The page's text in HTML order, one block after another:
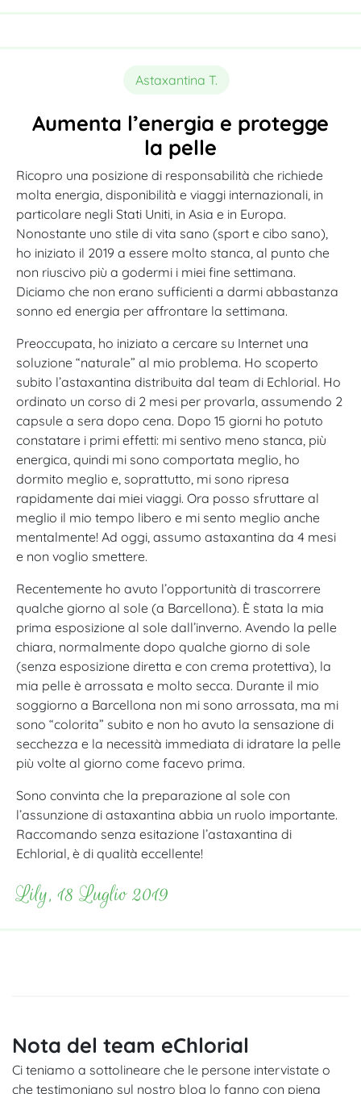
Astaxantina T.
Aumenta l’energia e protegge
la pelle
Ricopro una posizione di responsabilità che richiede
molta energia, disponibilità e viaggi internazionali, in
particolare negli Stati Uniti, in Asia e in Europa.
Nonostante uno stile di vita sano (sport e cibo sano),
ho iniziato il 2019 a essere molto stanca, al punto che
non riuscivo più a godermi i miei fine settimana.
Diciamo che non erano sufficienti a darmi abbastanza
sonno ed energia per affrontare la settimana.
Preoccupata, ho iniziato a cercare su Internet una
soluzione “naturale” al mio problema. Ho scoperto
subito l’astaxantina distribuita dal team di Echlorial. Ho
ordinato un corso di 2 mesi per provarla, assumendo 2
capsule a sera dopo cena. Dopo 15 giorni ho potuto
constatare i primi effetti: mi sentivo meno stanca, più
energica, quindi mi sono comportata meglio, ho
dormito meglio e, soprattutto, mi sono ripresa
rapidamente dai miei viaggi. Ora posso sfruttare al
meglio il mio tempo libero e mi sento meglio anche
mentalmente! Ad oggi, assumo astaxantina da 4 mesi
e non voglio smettere.
Recentemente ho avuto l’opportunità di trascorrere
qualche giorno al sole (a Barcellona). È stata la mia
prima esposizione al sole dall’inverno. Avendo la pelle
chiara, normalmente dopo qualche giorno di sole
(senza esposizione diretta e con crema protettiva), la
mia pelle è arrossata e molto secca. Durante il mio
soggiorno a Barcellona non mi sono arrossata, ma mi
sono “colorita” subito e non ho avuto la sensazione di
secchezza e la necessità immediata di idratare la pelle
più volte al giorno come facevo prima.
Sono convinta che la preparazione al sole con
l’assunzione di astaxantina abbia un ruolo importante.
Raccomando senza esitazione l’astaxantina di
Echlorial, è di qualità eccellente!
Lily, 18 Luglio 2019
Nota del team eChlorial
Ci teniamo a sottolineare che le persone intervistate o
che testimoniano sul nostro blog lo fanno con piena